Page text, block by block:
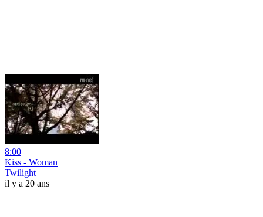
8:00
Kiss - Woman
Twilight
il y a 20 ans